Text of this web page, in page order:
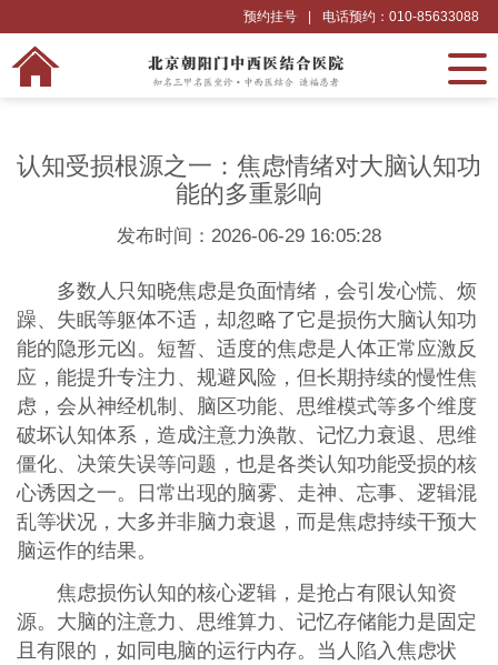
电话预约：010-85633088
预约挂号
认知受损根源之一：焦虑情绪对大脑认知功
能的多重影响
发布时间：2026-06-29 16:05:28
多数人只知晓焦虑是负面情绪，会引发心慌、烦
躁、失眠等躯体不适，却忽略了它是损伤大脑认知功
能的隐形元凶。短暂、适度的焦虑是人体正常应激反
应，能提升专注力、规避风险，但长期持续的慢性焦
虑，会从神经机制、脑区功能、思维模式等多个维度
破坏认知体系，造成注意力涣散、记忆力衰退、思维
僵化、决策失误等问题，也是各类认知功能受损的核
心诱因之一。日常出现的脑雾、走神、忘事、逻辑混
乱等状况，大多并非脑力衰退，而是焦虑持续干预大
脑运作的结果。
焦虑损伤认知的核心逻辑，是抢占有限认知资
源。大脑的注意力、思维算力、记忆存储能力是固定
且有限的，如同电脑的运行内存。当人陷入焦虑状